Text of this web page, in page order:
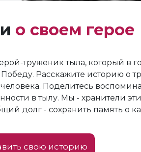
о своем герое
труженик тыла, который в
Расскажите историю о
Поделитесь
в тылу. Мы - хранители
долг - сохранить память о
свою историю